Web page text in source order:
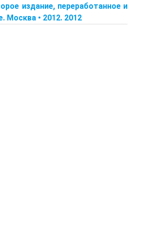
издание, переработанное и
Москва • 2012. 2012